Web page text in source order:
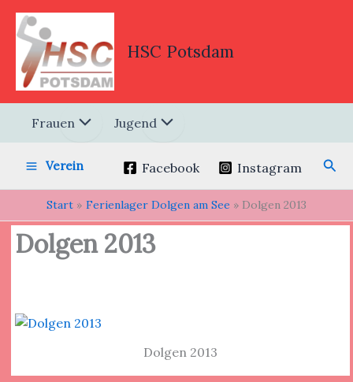
Zum
Inhalt
springen
HSC Potsdam
Frauen Jugend
Verein Facebook Instagram
Start Ferienlager Dolgen am See Dolgen 2013
Dolgen 2013
Dolgen 2013